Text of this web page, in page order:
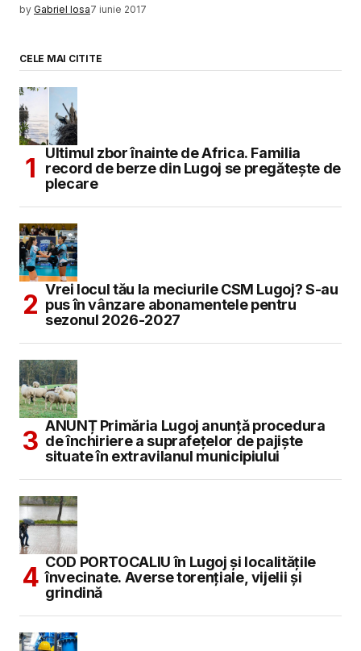
by Gabriel Iosa7 iunie 2017
CELE MAI CITITE
Ultimul zbor înainte de Africa. Familia
record de berze din Lugoj se pregătește de
plecare
Vrei locul tău la meciurile CSM Lugoj? S-au
pus în vânzare abonamentele pentru
sezonul 2026-2027
ANUNȚ Primăria Lugoj anunță procedura
de închiriere a suprafețelor de pajiște
situate în extravilanul municipiului
COD PORTOCALIU în Lugoj și localitățile
învecinate. Averse torențiale, vijelii și
grindină